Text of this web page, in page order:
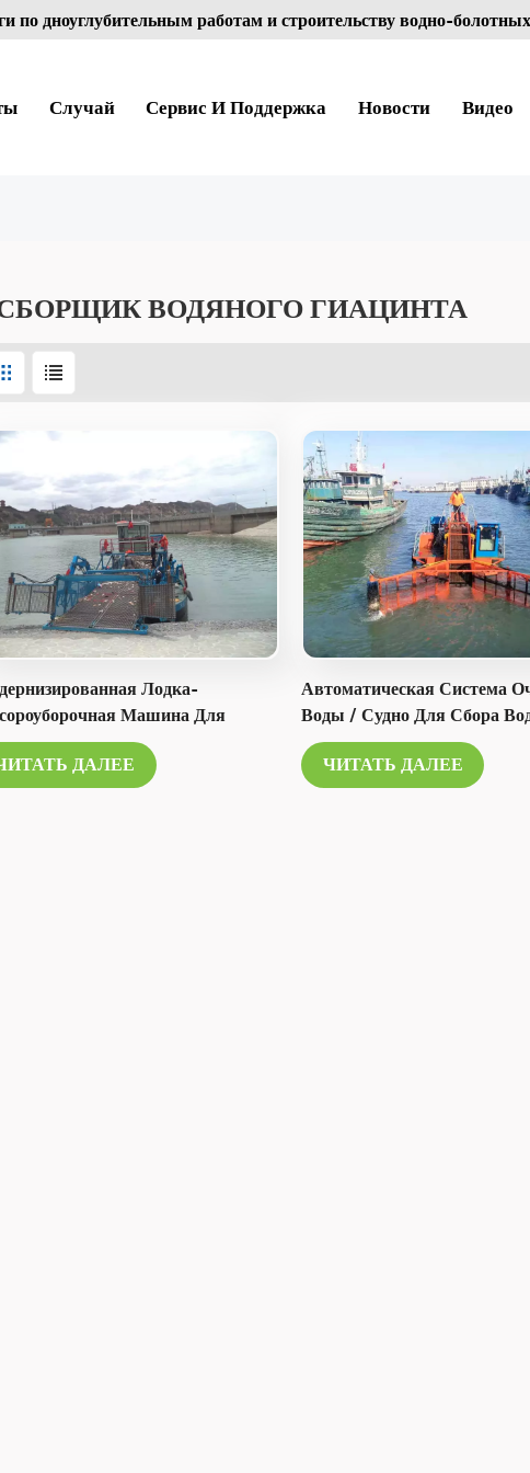
по дноуглубительным работам и строительству водно-
Случай Сервис И Поддержка Новости Видео
ВОДЯНОГО ГИАЦИНТА
Лодка-
Машина Для
Водной Среды.
ДАЛЕЕ
Автоматическая Система
Воды / Судно Для Сбора
Сорняков / Лодка-Скиммер
Мусора
ЧИТАТЬ ДАЛЕЕ